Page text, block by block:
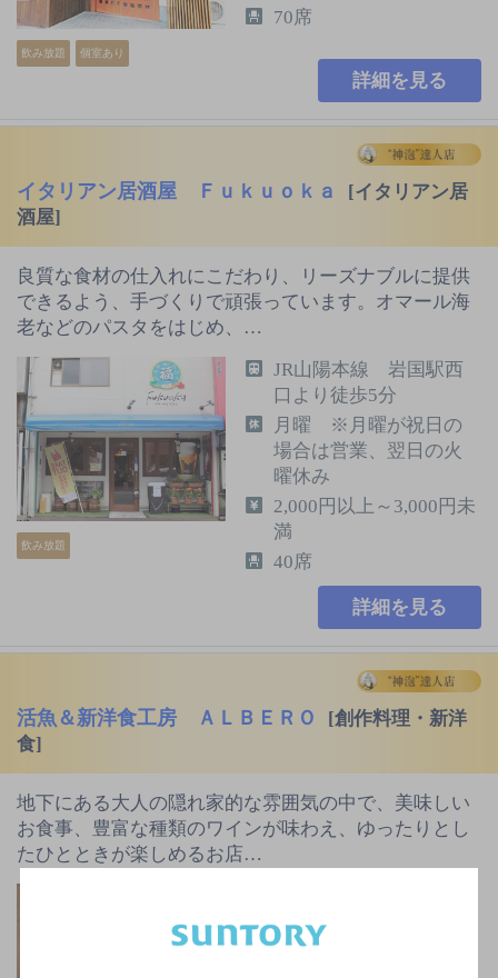
飲み放題 個室あり
70席
詳細を見る
イタリアン居酒屋 Ｆｕｋｕｏｋａ
[イタリアン居
酒屋]
良質な食材の仕入れにこだわり、リーズナブルに提供
できるよう、手づくりで頑張っています。オマール海
老などのパスタをはじめ、…
飲み放題
JR山陽本線 岩国駅西
口より徒歩5分
月曜 ※月曜が祝日の
場合は営業、翌日の火
曜休み
2,000円以上～3,000円未
満
40席
詳細を見る
活魚＆新洋食工房 ＡＬＢＥＲＯ
[創作料理・新洋
食]
地下にある大人の隠れ家的な雰囲気の中で、美味しい
お食事、豊富な種類のワインが味わえ、ゆったりとし
たひとときが楽しめるお店…
駅北口より徒歩7分／Ｊ
Ｒ山陽本線･岩徳線 徳